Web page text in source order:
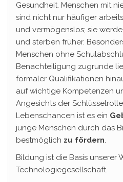
Gesundheit. Menschen mit
sind nicht nur häufiger
und vermögenslos; sie
und sterben früher.
Menschen ohne
Benachteiligung zugrunde
formaler Qualifikationen
auf wichtige Kompetenzen
Angesichts der
Lebenschancen ist es ein
junge Menschen durch das
bestmöglich zu fördern.
Bildung ist die Basis unserer
Technologiegesellschaft.